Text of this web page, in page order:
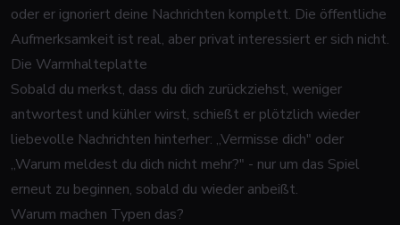
oder er ignoriert deine Nachrichten komplett. Die öffentliche
Aufmerksamkeit ist real, aber privat interessiert er sich nicht.
Die Warmhalteplatte
Sobald du merkst, dass du dich zurückziehst, weniger
antwortest und kühler wirst, schießt er plötzlich wieder
liebevolle Nachrichten hinterher: „Vermisse dich" oder
„Warum meldest du dich nicht mehr?" - nur um das Spiel
erneut zu beginnen, sobald du wieder anbeißt.
Warum machen Typen das?